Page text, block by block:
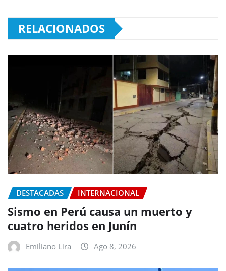
RELACIONADOS
DESTACADAS INTERNACIONAL
Sismo en Perú causa un muerto y
cuatro heridos en Junín
Emiliano Lira Ago 8, 2026